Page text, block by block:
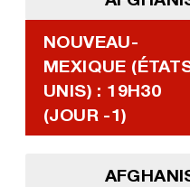
NOUVEAU-
MEXIQUE
UNIS) : 19H30
(JOUR -1)